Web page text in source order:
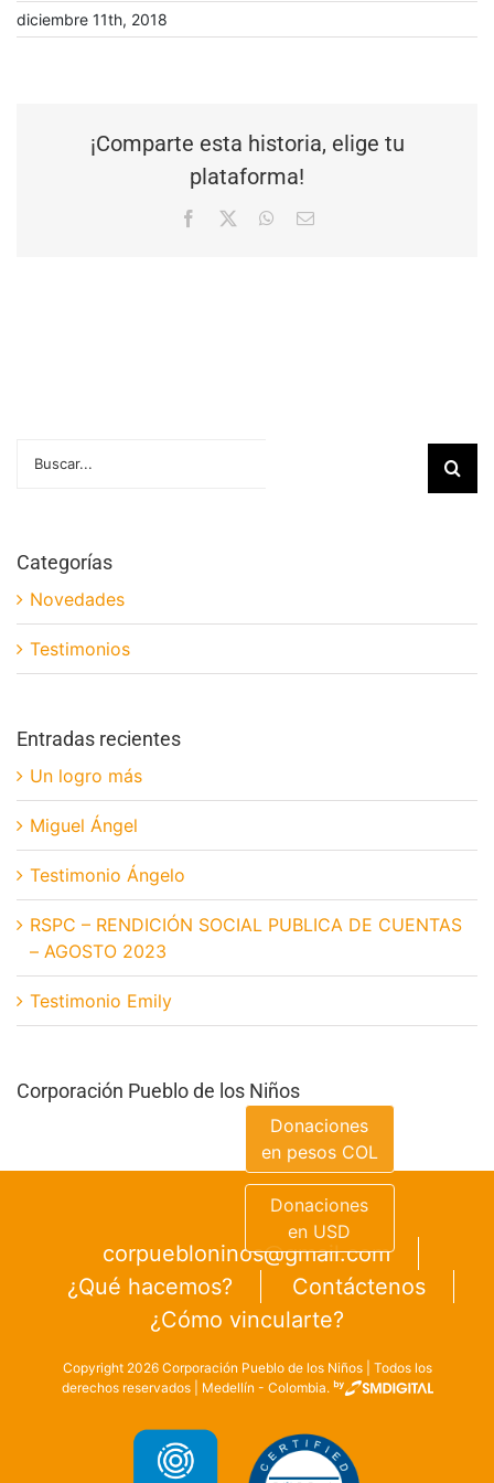
diciembre 11th, 2018
¡Comparte esta historia, elige tu
plataforma!
Facebook WhatsApp
Correo
Categorías
Novedades
Testimonios
Entradas recientes
Un logro más
Miguel Ángel
Testimonio Ángelo
RSPC – RENDICIÓN SOCIAL PUBLICA DE CUENTAS
– AGOSTO 2023
Testimonio Emily
Corporación Pueblo de los Niños
Donaciones
en pesos COL
Donaciones
en USD
corpuebloninos@gmail.com
¿Qué hacemos?
Contáctenos
¿Cómo vincularte?
Copyright 2026Corporación Pueblo de los Niños | Todos los
derechos reservados | Medellín - Colombia.